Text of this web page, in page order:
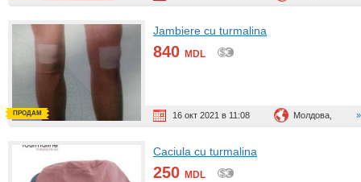
Jambiere cu turmalina
840 MDL
16 окт 2021 в 11:08 Молдова,
ПРОДАМ
Caciula cu turmalina
250 MDL